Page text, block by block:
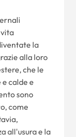
la
alla loro
che le
calde e
sono
come
all'usura e la